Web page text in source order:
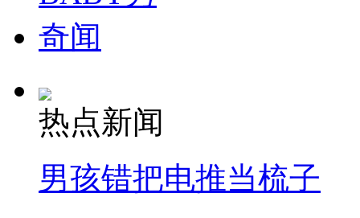
纽约上演“枕头大战”
奇闻
热点新闻
男孩错把电推当梳子